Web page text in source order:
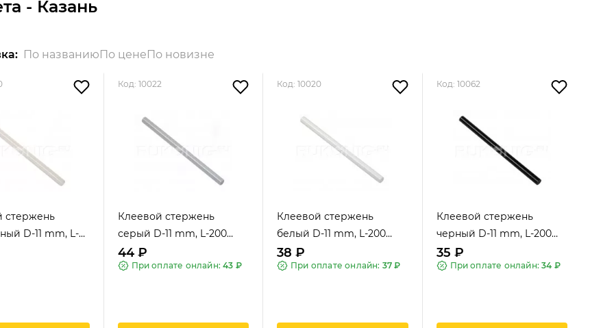
- Казань
По названиюПо ценеПо новизне
стержень
D-11 mm, L-
Код: 10022
Клеевой стержень
серый D-11 mm, L-200
mm
44 ₽
При оплате онлайн:43 ₽
Код: 10020
Клеевой стержень
белый D-11 mm, L-200
mm
38 ₽
При оплате онлайн: 37 ₽
Код: 10062
Клеевой стержень
черный D-11 mm, L-200
mm
35 ₽
При оплате онлайн:34 ₽